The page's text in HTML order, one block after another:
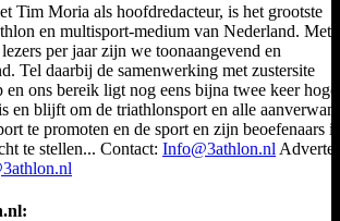
Tim Moria als hoofdredacteur, is het grootste
en multisport-medium van Nederland. Met
per jaar zijn we toonaangevend en
Tel daarbij de samenwerking met zustersite
en ons bereik ligt nog eens bijna twee keer
en blijft om de triathlonsport en alle
te promoten en de sport en zijn beoefenaars
te stellen... Contact: Info@3athlon.nl